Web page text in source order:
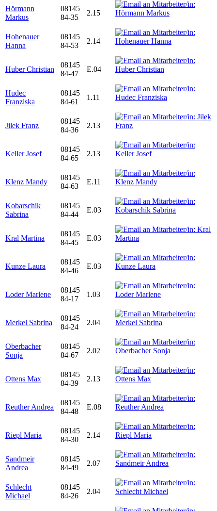
Hörmann
Markus
08145
84-35
2.15
Hohenauer
Hanna
08145
84-53
2.14
Huber Christian
08145
84-47
E.04
Hudec
Franziska
08145
84-61
1.11
Jilek Franz
08145
84-36
2.13
Keller Josef
08145
84-65
2.13
Klenz Mandy
08145
84-63
E.11
Kobarschik
Sabrina
08145
84-44
E.03
Kral Martina
08145
84-45
E.03
Kunze Laura
08145
84-46
E.03
Loder Marlene
08145
84-17
1.03
Merkel Sabrina
08145
84-24
2.04
Oberbacher
Sonja
08145
84-67
2.02
Ottens Max
08145
84-39
2.13
Reuther Andrea
08145
84-48
E.08
Riepl Maria
08145
84-30
2.14
Sandmeir
Andrea
08145
84-49
2.07
Schlecht
Michael
08145
84-26
2.04